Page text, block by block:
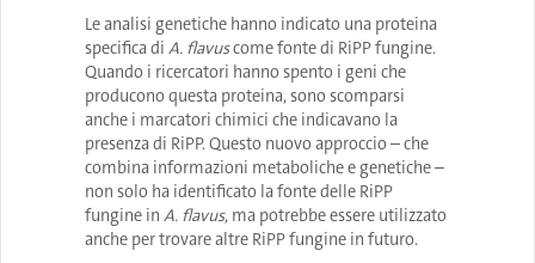
Le analisi genetiche hanno indicato una proteina
specifica di A. flavuscome fonte di RiPP fungine.
Quando i ricercatori hanno spento i geni che
producono questa proteina, sono scomparsi
anche i marcatori chimici che indicavano la
presenza di RiPP. Questo nuovo approccio – che
combina informazioni metaboliche e genetiche –
non solo ha identificato la fonte delle RiPP
fungine in A. flavus, ma potrebbe essere utilizzato
anche per trovare altre RiPP fungine in futuro.